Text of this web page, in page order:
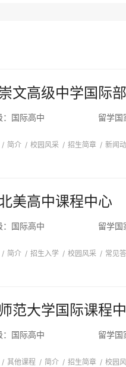
文高级中学国际部
国际高中 留学国
/ 简介 / 校园风采 / 招生简章 / 新闻
美高中课程中心
国际高中 留学国
/ 简介 / 招生入学 / 校园风采 / 常见
范大学国际课程
国际高中 留学国
/ 其他课程 / 简介 / 招生简章 / 校园